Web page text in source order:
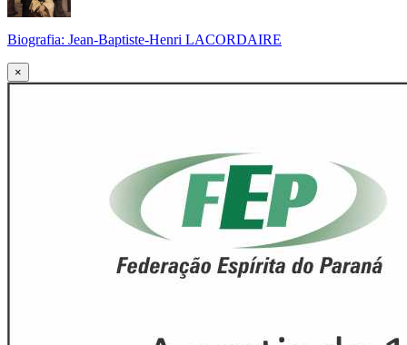
Biografia: Jean-Baptiste-Henri LACORDAIRE
×